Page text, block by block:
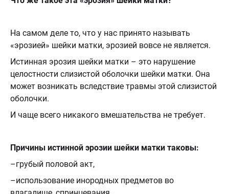
На самом деле то, что у нас принято называть
«эрозией» шейки матки, эрозией вовсе не является.
Истинная эрозия шейки матки ­– это нарушение
целостности слизистой оболочки шейки матки. Она
может возникать вследствие травмы этой слизистой
оболочки.
И чаще всего никакого вмешательства не требует.
Причины истинной эрозии шейки матки таковы:
­–грубый половой акт,
–использование инородных предметов во